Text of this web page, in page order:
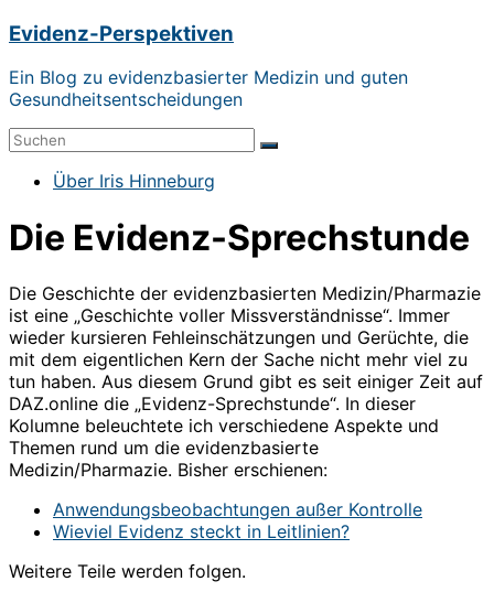
Zum
springen
Evidenz-Perspektiven
Ein Blog zu evidenzbasierter Medizin und guten
Gesundheitsentscheidungen
Menü Über Iris Hinneburg
Die Evidenz-Sprechstunde
Die Geschichte der evidenzbasierten Medizin/Pharmazie
ist eine „Geschichte voller Missverständnisse“. Immer
wieder kursieren Fehleinschätzungen und Gerüchte, die
mit dem eigentlichen Kern der Sache nicht mehr viel zu
tun haben. Aus diesem Grund gibt es seit einiger Zeit auf
DAZ.online die „Evidenz-Sprechstunde“. In dieser
Kolumne beleuchtete ich verschiedene Aspekte und
Themen rund um die evidenzbasierte
Medizin/Pharmazie. Bisher erschienen:
Anwendungsbeobachtungen außer Kontrolle
Wieviel Evidenz steckt in Leitlinien?
Weitere Teile werden folgen.